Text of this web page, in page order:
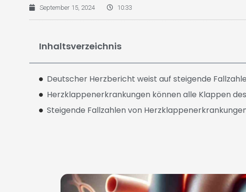
September 15, 2024 10:33
Inhaltsverzeichnis
Deutscher Herzbericht weist auf steigende
Herzklappenerkrankungen können alle Klappen
Steigende Fallzahlen von